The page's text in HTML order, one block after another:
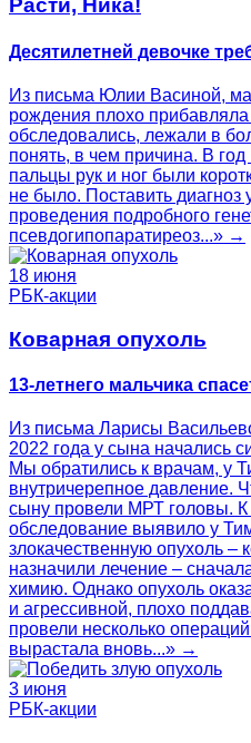
Расти, Ника!
Десятилетней девочке
Из письма Юлии Васиной,
рождения плохо
обследовались, лежали в
понять, в чем причина. В год
пальцы рук и ног были
не было. Поставить диагноз
проведения подробного
псевдогипопаратиреоз...» →
18 июня
РБК-акции
Коварная опухоль
13-летнего мальчика
Из письма Ларисы
2022 года у сына начались
Мы обратились к врачам, у
внутричерепное давление.
сыну провели МРТ головы.
обследование выявило у
злокачественную опухоль –
назначили лечение –
химию. Однако опухоль
и агрессивной, плохо
провели несколько
вырастала вновь...» →
3 июня
РБК-акции